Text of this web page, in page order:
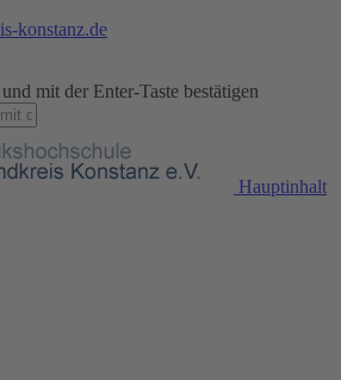
konstanz.de
mit der Enter-Taste bestätigen
Hauptinhalt